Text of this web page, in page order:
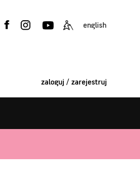
english
zaloguj / zarejestruj